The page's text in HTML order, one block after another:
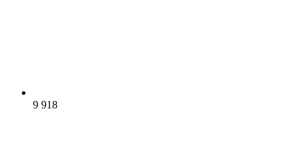
9 918